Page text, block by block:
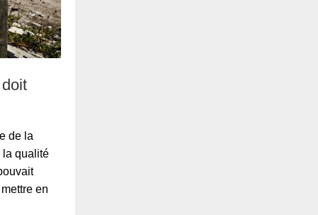
de la
la qualité
en